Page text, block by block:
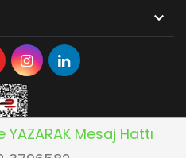
Mesaj Hattı

Son versiyon V6 [2005 V1 - 2008